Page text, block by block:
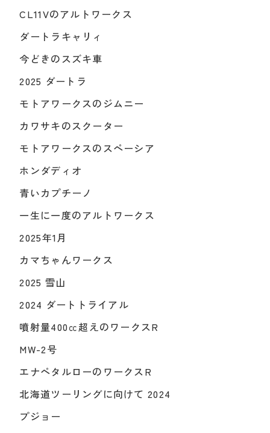
CL11Vのアルトワークス
ダートラキャリィ
今どきのスズキ車
2025 ダートラ
モトアワークスのジムニー
カワサキのスクーター
モトアワークスのスペーシア
ホンダディオ
青いカプチーノ
一生に一度のアルトワークス
2025年1月
カマちゃんワークス
2025 雪山
2024 ダートトライアル
噴射量400㏄超えのワークスR
MW-2号
エナペタルローのワークスR
北海道ツーリングに向けて 2024
プジョー